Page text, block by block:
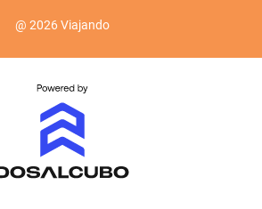
@ 2026 Viajando